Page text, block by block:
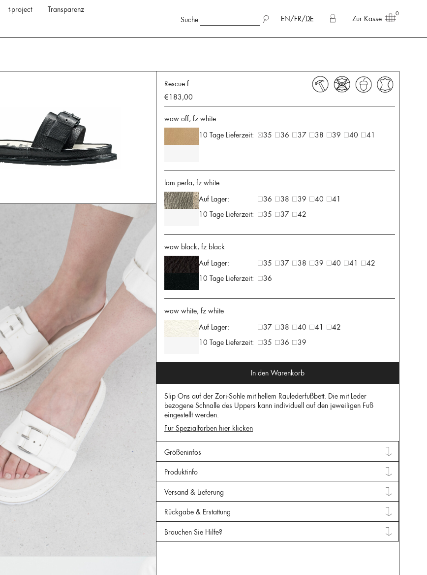
t-project Transparenz
Suche EN/FR/DE Zur Kasse
0
Rescue f
€183,00
waw off, fz white
10 Tage Lieferzeit:
35 36 37 38 39 40 41
lam perla, fz white
Auf Lager:
36 38 39 40
41
10 Tage Lieferzeit:
35 37 42
waw black, fz black
Auf Lager:
35 37 38 39 40 41
42
10 Tage Lieferzeit:
36
waw white, fz white
Auf Lager:
37 38 40 41
42
10 Tage Lieferzeit:
35 36 39
In den Warenkorb
Slip Ons auf der Zori-Sohle mit hellem Raulederfußbett. Die mit Leder
bezogene Schnalle des Uppers kann individuell auf den jeweiligen Fuß
eingestellt werden.
Für Spezialfarben hier klicken
Größeninfos
Produktinfo
Versand & Lieferung
Rückgabe & Erstattung
Brauchen Sie Hilfe?